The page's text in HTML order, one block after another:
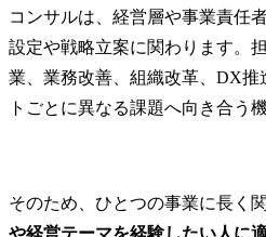
コンサルは、経営層や事業責任
設定や戦略立案に関わります。
業、業務改善、組織改革、DX推
トごとに異なる課題へ向き合う
そのため、ひとつの事業に長く
や経営テーマを経験したい人に